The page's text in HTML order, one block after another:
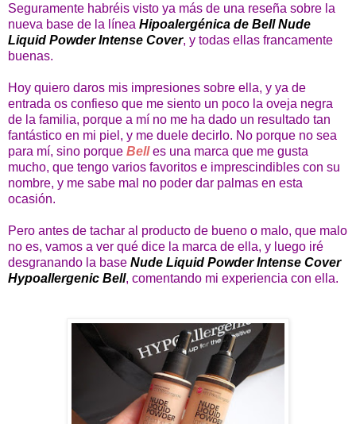
Seguramente habréis visto ya más de una reseña sobre la
nueva base de la línea Hipoalergénica de Bell Nude
Liquid Powder Intense Cover, y todas ellas francamente
buenas.
Hoy quiero daros mis impresiones sobre ella, y ya de
entrada os confieso que me siento un poco la oveja negra
de la familia, porque a mí no me ha dado un resultado tan
fantástico en mi piel, y me duele decirlo. No porque no sea
para mí, sino porque Belles una marca que me gusta
mucho, que tengo varios favoritos e imprescindibles con su
nombre, y me sabe mal no poder dar palmas en esta
ocasión.
Pero antes de tachar al producto de bueno o malo, que malo
no es, vamos a ver qué dice la marca de ella, y luego iré
desgranando la base Nude Liquid Powder Intense Cover
Hypoallergenic Bell, comentando mi experiencia con ella.